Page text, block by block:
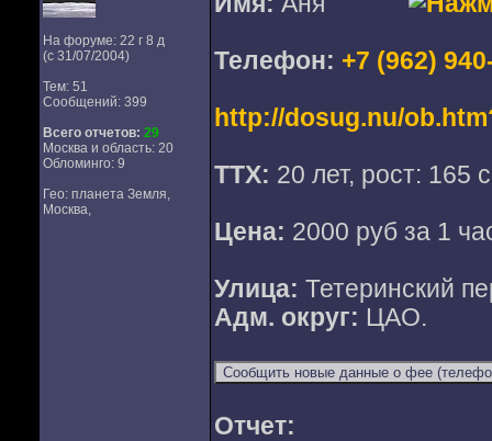
На форуме: 22 г 8 д
(с 31/07/2004)
Тем: 51
Сообщений: 399
Всего отчетов: 29
Москва и область: 20
Обломинго: 9
Гео: планета Земля,
Москва,
Телефон: +7 (962)
http://dosug.nu/
ТТХ: 20 лет, рост: 165
Цена: 2000 руб за 1
Улица: Тетеринский
Адм. округ: ЦАО.
Отчет: